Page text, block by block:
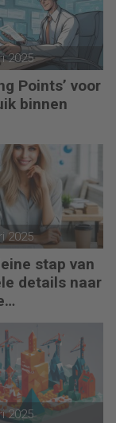
2025
Points’ voor
binnen
2025
stap van
details naar
‘
2025